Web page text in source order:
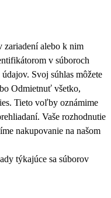
zariadení alebo k nim
v súboroch
Svoj súhlas môžete
Odmietnuť všetko,
. Tieto voľby oznámime
Vaše rozhodnutie
nakupovanie na našom
týkajúce sa súborov